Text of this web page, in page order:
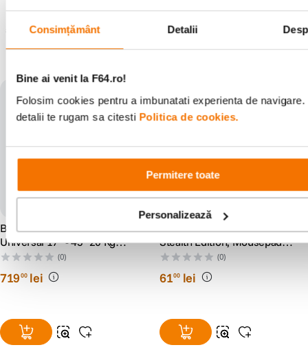
Consimțământ Detalii
Bine ai venit la F64.ro!
Folosim cookies pentru a imbunatati experienta de navigare.
detalii te rugam sa citesti Politica de cookies.
Permitere toate
Personalizează
sau erori ale produselor software, fara a anunta in prealabil.
S-ar putea să-ți placă și
BenQ BSH01 Suport monitor
Universal 17" - 45" 20 Kg
Negru
(0)
71900 lei
Razer Goliathus Mobile
Stealth Edition, Mousepad
gaming
(0)
6100 lei